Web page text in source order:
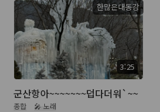
3:25
한많은대동강
군산항아~~~~~~~덥다더워`~~
종합
🎤 노래